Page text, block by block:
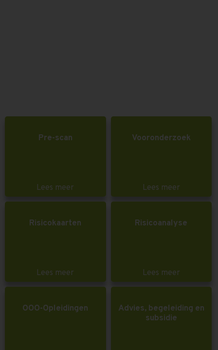
Pre-scan
Lees meer
Vooronderzoek
Lees meer
Risicokaarten
Lees meer
Risicoanalyse
Lees meer
OOO-Opleidingen
Advies, begeleiding en
subsidie